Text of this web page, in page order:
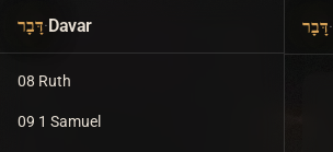
דָּבָר·Davar
07 Judges
08 Ruth
09 1 Samuel
דָּבָר·